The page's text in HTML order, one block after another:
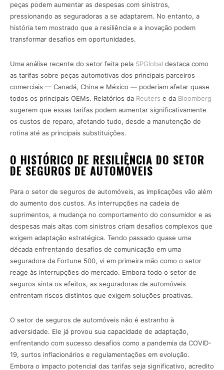
peças podem aumentar as despesas com sinistros,
pressionando as seguradoras a se adaptarem. No entanto, a
história tem mostrado que a resiliência e a inovação podem
transformar desafios em oportunidades.
Uma análise recente do setor feita pela SPGlobal destaca como
as tarifas sobre peças automotivas dos principais parceiros
comerciais — Canadá, China e México — poderiam afetar quase
todos os principais OEMs. Relatórios da Reuters e da Bloomberg
sugerem que essas tarifas podem aumentar significativamente
os custos de reparo, afetando tudo, desde a manutenção de
rotina até as principais substituições.
O HISTÓRICO DE RESILIÊNCIA DO SETOR
DE SEGUROS DE AUTOMÓVEIS
Para o setor de seguros de automóveis, as implicações vão além
do aumento dos custos. As interrupções na cadeia de
suprimentos, a mudança no comportamento do consumidor e as
despesas mais altas com sinistros criam desafios complexos que
exigem adaptação estratégica. Tendo passado quase uma
década enfrentando desafios de comunicação em uma
seguradora da Fortune 500, vi em primeira mão como o setor
reage às interrupções do mercado. Embora todo o setor de
seguros sinta os efeitos, as seguradoras de automóveis
enfrentam riscos distintos que exigem soluções proativas.
O setor de seguros de automóveis não é estranho à
adversidade. Ele já provou sua capacidade de adaptação,
enfrentando com sucesso desafios como a pandemia da COVID-
19, surtos inflacionários e regulamentações em evolução.
Embora o impacto potencial das tarifas seja significativo, acredito